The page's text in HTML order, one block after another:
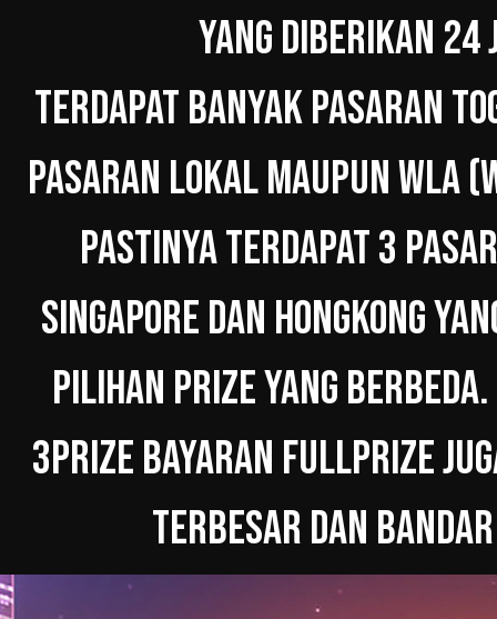
YANG DIBERIKAN 24
TERDAPAT BANYAK PASARAN
PASARAN LOKAL MAUPUN WLA
PASTINYA TERDAPAT 3
SINGAPORE DAN HONGKONG
PILIHAN PRIZE YANG
3PRIZE BAYARAN FULLPRIZE
TERBESAR DAN